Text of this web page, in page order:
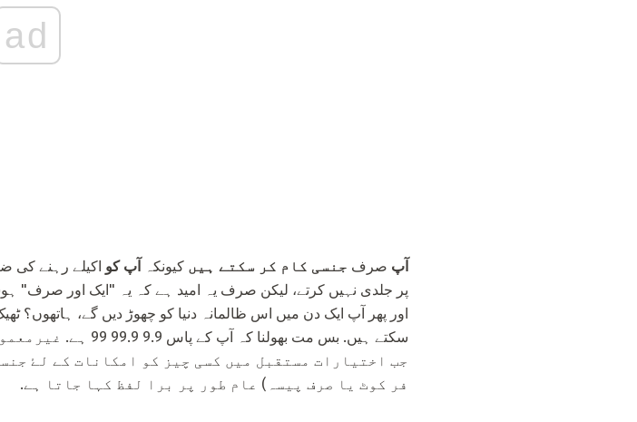
ad
آپ صرف جنسی کام کر سکتے ہیں کیونکہ آپ کو اکیلے رہنے کی
پر جلدی نہیں کرتے، لیکن صرف یہ امید ہے کہ یہ "ایک اور صرف"
اور پھر آپ ایک دن میں اس ظالمانہ دنیا کو چھوڑ دیں گے، ہاتھوں؟
سکتے ہیں. بس مت
جب اختیارات مستقبل میں کسی چیز کو امکانات کے لۓ
فر کوٹ یا صرف پیسہ) عام طور پر برا لفظ کہا جاتا ہے.